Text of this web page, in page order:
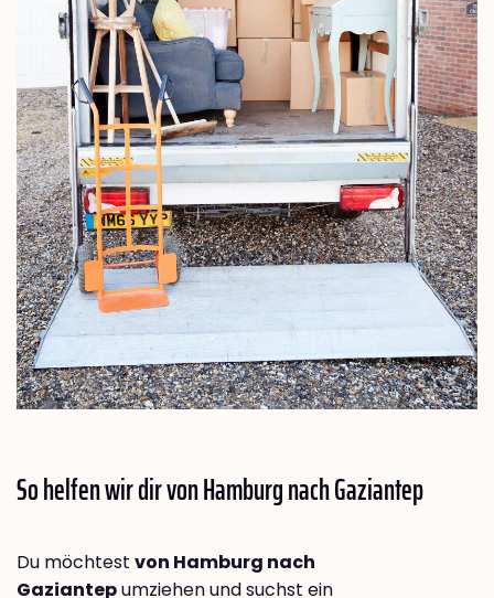
So helfen wir dir von Hamburg nachGaziantep
Du möchtest von Hamburg nach
Gaziantepumziehen und suchst ein